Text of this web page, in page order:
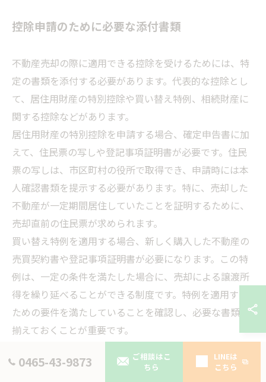
控除申請のために必要な添付書類
不動産売却の際に適用できる控除を受けるためには、特
定の書類を添付する必要があります。代表的な控除とし
て、居住用財産の特別控除や買い替え特例、相続財産に
関する控除などがあります。
居住用財産の特別控除を申請する場合、確定申告書に加
えて、住民票の写しや登記事項証明書が必要です。住民
票の写しは、市区町村の役所で取得でき、申請時には本
人確認書類を提示する必要があります。特に、売却した
不動産が一定期間居住していたことを証明するために、
売却直前の住民票が求められます。
買い替え特例を適用する場合、新しく購入した不動産の
売買契約書や登記事項証明書が必要になります。この特
例は、一定の条件を満たした場合に、売却による譲渡所
得を繰り延べることができる制度です。特例を適用する
ための要件を満たしていることを確認し、必要な書類を
揃えておくことが重要です。
相続登記が完了したことを証明する書類が必要です。相
0465-43-9873
ご相談はこ
ちら
LINEは
こちら